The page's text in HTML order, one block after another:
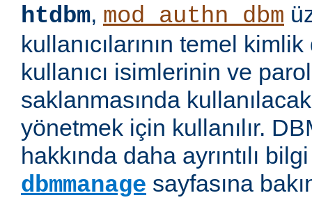
htdbm, mod_authn_dbm
kullanıcılarının temel
kullanıcı isimlerinin ve
saklanmasında
yönetmek için kullanılır.
hakkında daha ayrıntılı
dbmmanage sayfasına